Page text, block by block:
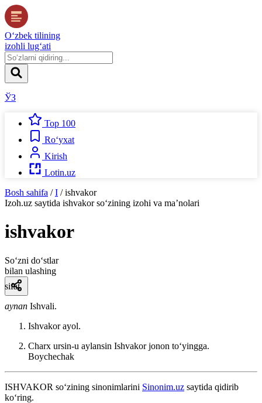
O‘zbek tilining
izohli lug‘ati
ЎЗ
Top 100
Ro‘yxat
Kirish
Lotin.uz
Bosh sahifa / I / ishvakor
Izoh.uz saytida ishvakorso‘zining izohi va ma’nolari
ishvakor
So‘zni do‘stlar
bilan ulashing
sifat
aynan Ishvali.
Ishvakor ayol.
Charx ursin-u aylansin Ishvakor jonon toʻyingga.
Boychechak
ISHVAKOR so‘zining sinonimlarini Sinonim.uz saytida qidirib
ko‘ring.